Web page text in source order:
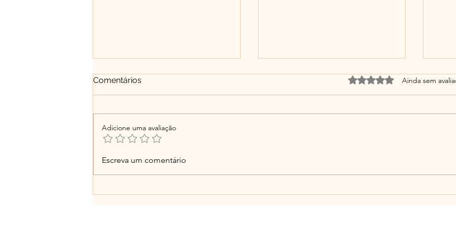
Vivemos cercados por
Comentários Avaliado com 0 de 5
Ainda sem
Adicione uma avaliação
Escreva um comentário